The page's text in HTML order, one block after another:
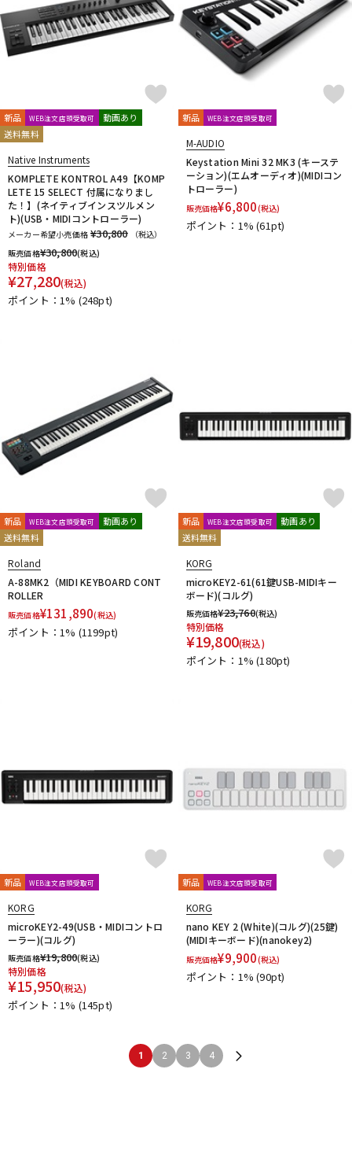
新品 WEB注文店頭受取可
動画あり
送料無料
Native Instruments
KOMPLETE KONTROL A49【KOMP
LETE 15 SELECT 付属になりまし
た！】(ネイティブインスツルメン
ト)(USB・MIDIコントローラー)
メーカー希望小売価格 ¥30,800
（税込）
販売価格¥30,800(税込)
特別価格
¥27,280(税込)
ポイント：1% (248pt)
新品 WEB注文店頭受取可
M-AUDIO
Keystation Mini 32 MK3 (キーステ
ーション)(エムオーディオ)(MIDIコン
トローラー)
販売価格¥6,800(税込)
ポイント：1%(61pt)
新品 WEB注文店頭受取可
動画あり
送料無料
Roland
A-88MK2（MIDI KEYBOARD CONT
ROLLER
販売価格¥131,890(税込)
ポイント：1% (1199pt)
新品 WEB注文店頭受取可
動画あり
送料無料
KORG
microKEY2-61(61鍵USB-MIDIキー
ボード)(コルグ)
販売価格¥23,760(税込)
特別価格
¥19,800(税込)
ポイント：1%(180pt)
新品 WEB注文店頭受取可
KORG
microKEY2-49(USB・MIDIコントロ
ーラー)(コルグ)
販売価格¥19,800(税込)
特別価格
¥15,950(税込)
ポイント：1% (145pt)
新品 WEB注文店頭受取可
KORG
nano KEY 2 (White)(コルグ)(25鍵)
(MIDIキーボード)(nanokey2)
販売価格¥9,900(税込)
ポイント：1%(90pt)
1 2 3 4